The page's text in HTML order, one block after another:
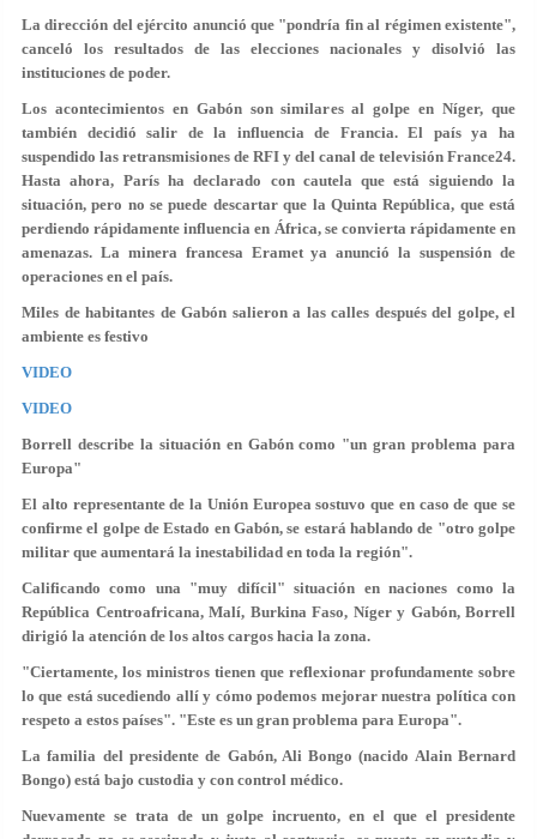
La dirección del ejército anunció que "pondría fin al régimen existente",
canceló los resultados de las elecciones nacionales y disolvió las
instituciones de poder.
Los acontecimientos en Gabón son similares al golpe en Níger, que
también decidió salir de la influencia de Francia. El país ya ha
suspendido las retransmisiones de RFI y del canal de televisión France24.
Hasta ahora, París ha declarado con cautela que está siguiendo la
situación, pero no se puede descartar que la Quinta República, que está
perdiendo rápidamente influencia en África, se convierta rápidamente en
amenazas. La minera francesa Eramet ya anunció la suspensión de
operaciones en el país.
Miles de habitantes de Gabón salieron a las calles después del golpe, el
ambiente es festivo
VIDEO
VIDEO
Borrell describe la situación en Gabón como "un gran problema para
Europa"
El alto representante de la Unión Europea sostuvo que en caso de que se
confirme el golpe de Estado en Gabón, se estará hablando de "otro golpe
militar que aumentará la inestabilidad en toda la región".
Calificando como una "muy difícil" situación en naciones como la
República Centroafricana, Malí, Burkina Faso, Níger y Gabón, Borrell
dirigió la atención de los altos cargos hacia la zona.
"Ciertamente, los ministros tienen que reflexionar profundamente sobre
lo que está sucediendo allí y cómo podemos mejorar nuestra política con
respeto a estos países". "Este es un gran problema para Europa".
La familia del presidente de Gabón, Ali Bongo (nacido Alain Bernard
Bongo) está bajo custodia y con control médico.
Nuevamente se trata de un golpe incruento, en el que el presidente